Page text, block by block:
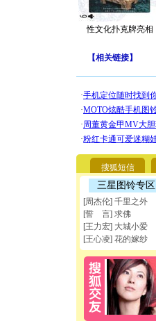
性文化扑克牌亮相
【相关链接】
搜狐短信
三星图铃专区
[周杰伦] 千里之外
[誓 言] 求佛
[王力宏] 大城小爱
[王心凌] 花的嫁纱